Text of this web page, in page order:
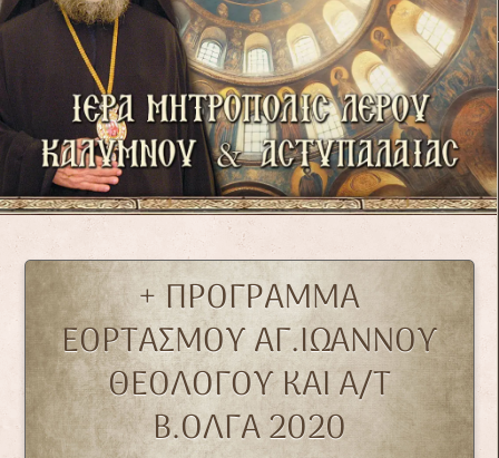
+ ΠΡΟΓΡΑΜΜΑ
ΕΟΡΤΑΣΜΟΥ ΑΓ.ΙΩΑΝΝΟΥ
ΘΕΟΛΟΓΟΥ ΚΑΙ Α/Τ
Β.ΟΛΓΑ 2020